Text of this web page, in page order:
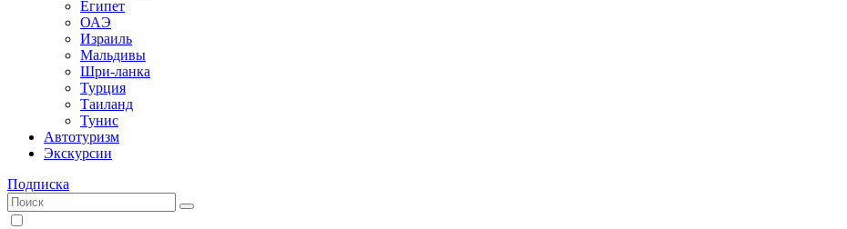
Египет
ОАЭ
Израиль
Мальдивы
Шри-ланка
Турция
Таиланд
Тунис
Автотуризм
Экскурсии
Подписка